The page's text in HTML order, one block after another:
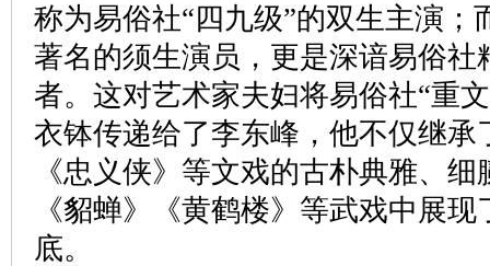
称为易俗社“四九级”的双生主演；
著名的须生演员，更是深谙易俗社
者。这对艺术家夫妇将易俗社“重
衣钵传递给了李东峰，他不仅继承
《忠义侠》等文戏的古朴典雅、
《貂蝉》《黄鹤楼》等武戏中展
底。